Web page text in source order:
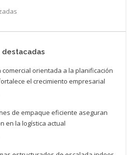
destacadas
comercial orientada a la planificación
el crecimiento empresarial
de empaque eficiente aseguran
en la logística actual